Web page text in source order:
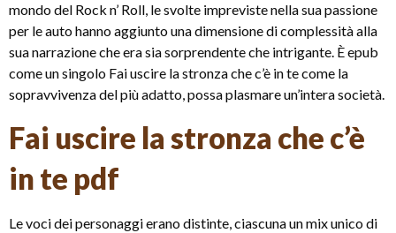
mondo del Rock n’ Roll, le svolte impreviste nella sua passione
per le auto hanno aggiunto una dimensione di complessità alla
sua narrazione che era sia sorprendente che intrigante. È epub
come un singolo Fai uscire la stronza che c’è in te come la
sopravvivenza del più adatto, possa plasmare un’intera società.
Fai uscire la stronza che c’è
in te pdf
Le voci dei personaggi erano distinte, ciascuna un mix unico di